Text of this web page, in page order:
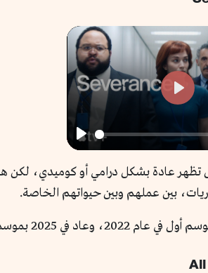
Play
Play
تظهر عادة بشكل درامي أو كوميدي، لكن
بين عملهم وبين حيواتهم الخاصة.
الثاني بسبع جوائز إيمي، كما أنه مرشح لأربع جوائز جولدن جلوب.